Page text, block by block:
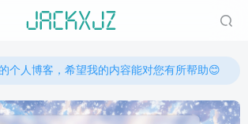
个人博客，希望我的内容能对您有所帮助😊
个人博客，希望我的内容能对您有所帮助😊